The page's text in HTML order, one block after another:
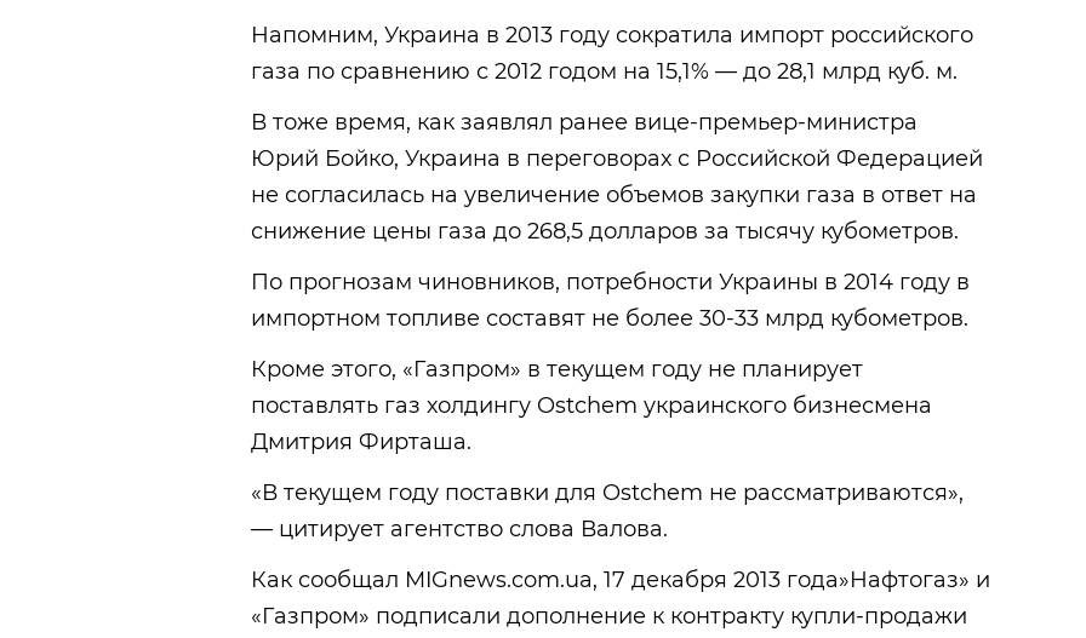
Напомним, Украина в 2013 году сократила импорт российского
газа по сравнению с 2012 годом на 15,1% — до 28,1 млрд куб. м.
В тоже время, как заявлял ранее вице-премьер-министра
Юрий Бойко, Украина в переговорах с Российской Федерацией
не согласилась на увеличение объемов закупки газа в ответ на
снижение цены газа до 268,5 долларов за тысячу кубометров.
По прогнозам чиновников, потребности Украины в 2014 году в
импортном топливе составят не более 30-33 млрд кубометров.
Кроме этого, «Газпром» в текущем году не планирует
поставлять газ холдингу Ostchem украинского бизнесмена
Дмитрия Фирташа.
«В текущем году поставки для Ostchem не рассматриваются»,
— цитирует агентство слова Валова.
Как сообщал MIGnews.com.ua, 17 декабря 2013 года»Нафтогаз» и
«Газпром» подписали дополнение к контракту купли-продажи